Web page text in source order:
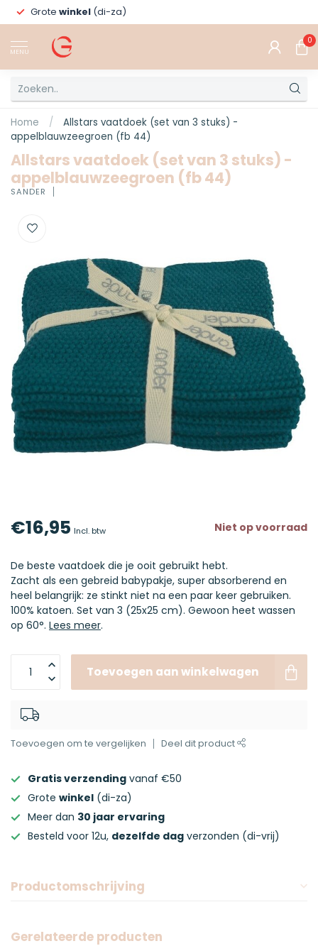
Grote winkel (di-za)
MENU
0
Home /
Allstars vaatdoek (set van 3 stuks) -
appelblauwzeegroen (fb 44)
Allstars vaatdoek (set van 3 stuks) -
appelblauwzeegroen (fb 44)
SANDER
€16,95 Incl. btw Niet op voorraad
De beste vaatdoek die je ooit gebruikt hebt.
Zacht als een gebreid babypakje, super absorberend en
heel belangrijk: ze stinkt niet na een paar keer gebruiken.
100% katoen. Set van 3 (25x25 cm). Gewoon heet wassen
op 60°. Lees meer.
Toevoegen aan winkelwagen
Toevoegen om te vergelijken Deel dit product
Gratis verzending vanaf €50
Grote winkel (di-za)
Meer dan 30 jaar ervaring
Besteld voor 12u, dezelfde dag verzonden (di-vrij)
Productomschrijving
Gerelateerde producten